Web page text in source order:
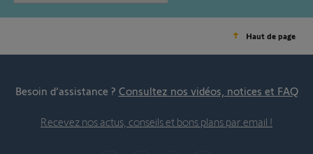
Haut de page
Besoin d’assistance ? Consultez nos vidéos, notices et FAQ
Recevez nos actus, conseils et bons plans par email !